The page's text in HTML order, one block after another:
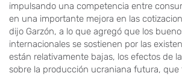
impulsando una competencia entre
en una importante mejora en las
dijo Garzón, a lo que agregó que los
internacionales se sostienen por las
están relativamente bajas, los efectos de
sobre la producción ucraniana futura, que